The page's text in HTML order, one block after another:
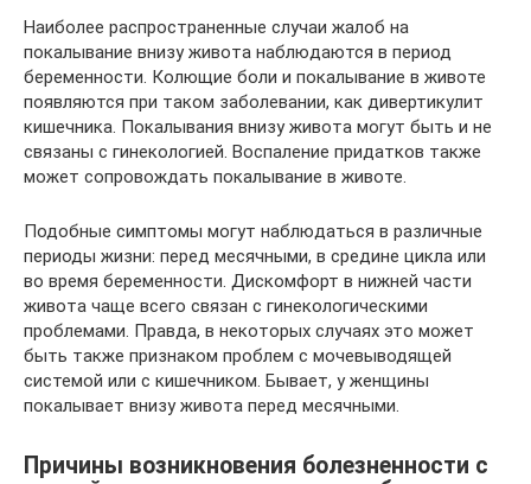
Наиболее распространенные случаи жалоб на
покалывание внизу живота наблюдаются в период
беременности. Колющие боли и покалывание в животе
появляются при таком заболевании, как дивертикулит
кишечника. Покалывания внизу живота могут быть и не
связаны с гинекологией. Воспаление придатков также
может сопровождать покалывание в животе.
Подобные симптомы могут наблюдаться в различные
периоды жизни: перед месячными, в средине цикла или
во время беременности. Дискомфорт в нижней части
живота чаще всего связан с гинекологическими
проблемами. Правда, в некоторых случаях это может
быть также признаком проблем с мочевыводящей
системой или с кишечником. Бывает, у женщины
покалывает внизу живота перед месячными.
Причины возникновения болезненности с